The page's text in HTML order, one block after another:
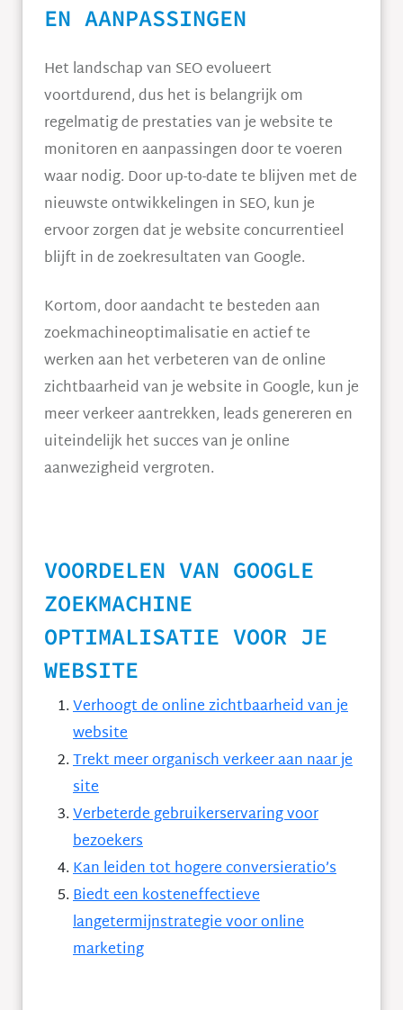
EN AANPASSINGEN
Het landschap van SEO evolueert
voortdurend, dus het is belangrijk om
regelmatig de prestaties van je website te
monitoren en aanpassingen door te voeren
waar nodig. Door up-to-date te blijven met de
nieuwste ontwikkelingen in SEO, kun je
ervoor zorgen dat je website concurrentieel
blijft in de zoekresultaten van Google.
Kortom, door aandacht te besteden aan
zoekmachineoptimalisatie en actief te
werken aan het verbeteren van de online
zichtbaarheid van je website in Google, kun je
meer verkeer aantrekken, leads genereren en
uiteindelijk het succes van je online
aanwezigheid vergroten.
VOORDELEN VAN GOOGLE
ZOEKMACHINE
OPTIMALISATIE VOOR JE
WEBSITE
Verhoogt de online zichtbaarheid van je
website
Trekt meer organisch verkeer aan naar je
site
Verbeterde gebruikerservaring voor
bezoekers
Kan leiden tot hogere conversieratio’s
Biedt een kosteneffectieve
langetermijnstrategie voor online
marketing